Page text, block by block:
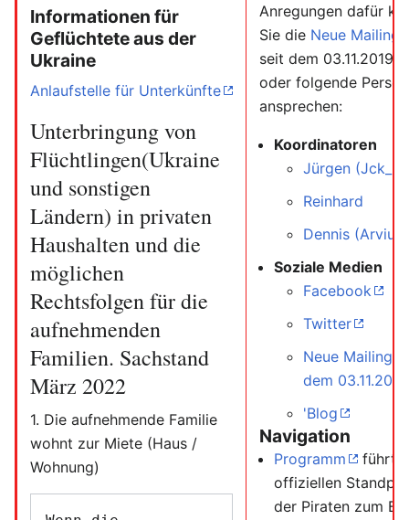
Informationen für
Geflüchtete aus der
Ukraine
Anlaufstelle für Unterkünfte
Unterbringung von
Flüchtlingen(Ukraine
und sonstigen
Ländern) in privaten
Haushalten und die
möglichen
Rechtsfolgen für die
aufnehmenden
Familien. Sachstand
März 2022
1. Die aufnehmende Familie
wohnt zur Miete (Haus /
Wohnung)
Anregungen dafür
Sie die Neue
seit dem 03.11.2019
oder folgende
ansprechen:
Koordinatoren
Jürgen (Jck_r)
Reinhard
Dennis
Soziale Medien
Facebook
Twitter
Neue
dem 03.11.2019
'Blog
Navigation
Programm
führt
offiziellen
der Piraten zum